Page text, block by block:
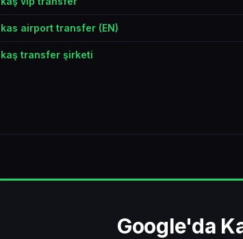
kas airport transfer (EN)
kaş transfer şirketi
Google'da